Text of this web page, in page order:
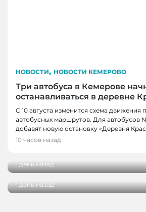
НОВОСТИ, НОВОСТИ КЕМЕРОВО
Три автобуса в Кемерове
останавливаться в деревне
С 10 августа изменится схема движения
автобусных маршрутов. Для автобусов
добавят новую остановку «Деревня
10 часов назад
НОВОСТИ
В Кузбассе наградили лучших
1 день назад
НОВОСТИ, НОВОСТИ
годом
1 день назад